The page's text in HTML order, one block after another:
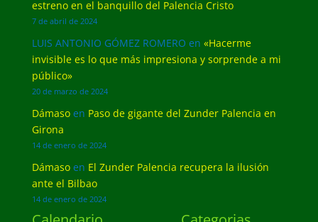
estreno en el banquillo del Palencia Cristo
7 de abril de 2024
LUIS ANTONIO GÓMEZ ROMERO en «Hacerme
invisible es lo que más impresiona y sorprende a mi
público»
20 de marzo de 2024
Dámasoen Paso de gigante del Zunder Palencia en
Girona
14 de enero de 2024
Dámasoen El Zunder Palencia recupera la ilusión
ante el Bilbao
14 de enero de 2024